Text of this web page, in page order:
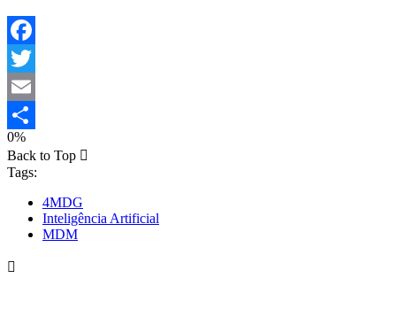
Facebook
Twitter
Email
Share
0%
Back to Top
Tags:
4MDG
Inteligência Artificial
MDM